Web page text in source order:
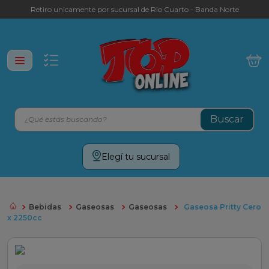
Retiro unicamente por sucursal de Rio Cuarto - Banda Norte
¿Qué estás buscando?
Elegí tu sucursal
Bebidas Gaseosas Gaseosas
Gaseosa Pritty Cero
x 2250cc
Términos más buscados
galletitas